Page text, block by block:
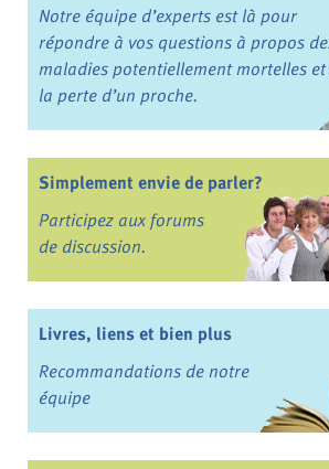
Notre équipe d’experts est là pour
répondre à vos questions à propos
maladies potentiellement mortelles
la perte d’un proche.
Simplement envie de parler?
Participez aux forums
de discussion.
Livres, liens et bien plus
Recommandations de notre
équipe